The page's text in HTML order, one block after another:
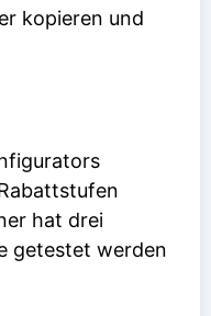
kopieren und
hat drei
getestet werden